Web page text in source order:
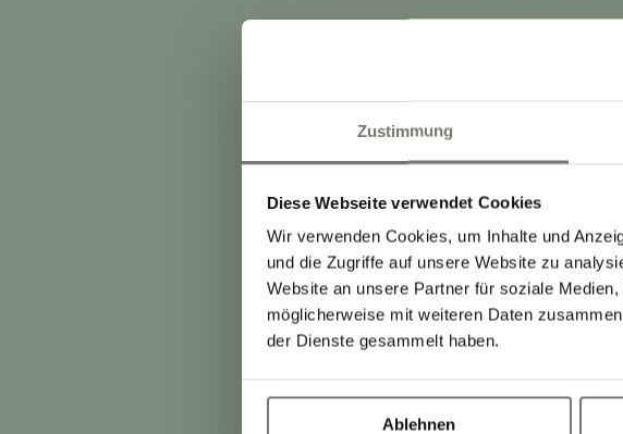
Zustimmung
Diese Webseite verwendet Cookies
Wir verwenden Cookies, um Inhalte und
und die Zugriffe auf unsere Website zu
Website an unsere Partner für soziale
möglicherweise mit weiteren Daten
der Dienste gesammelt haben.
Ablehnen
Auslastung. Das flexible
Frühbucher von Vorteil.
Die Preise beinhalten 10
Einzelbelegung im
Tagessatz von 30,00 €.
Bargeld, Visa-, Master-
Die angegebenen Preise
zuzüglich 3,00 € Ortstaxe
Diese wird vor Ort bezahlt.